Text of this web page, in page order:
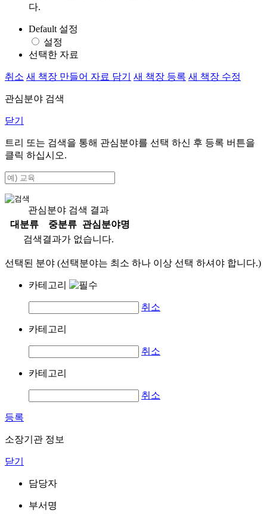
다.
Default 설정
설정
선택한 자료
취소 새 책장 만들어 자료 담기 새 책장 등록 새 책장 수정
관심분야 검색
닫기
트리 또는 검색을 통해 관심분야를 선택 하신 후 등록 버튼을
클릭 하십시오.
관심분야 검색 결과
대분류
중분류
관심분야명
검색결과가 없습니다.
선택된 분야 (선택분야는 최소 하나 이상 선택 하셔야 합니다.)
카테고리
취소
카테고리
취소
카테고리
취소
등록
소장기관 정보
닫기
담당자
부서명